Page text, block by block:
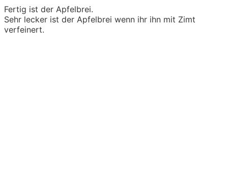
Fertig ist der Apfelbrei.
Sehr lecker ist der Apfelbrei wenn ihr ihn mit Zimt
verfeinert.